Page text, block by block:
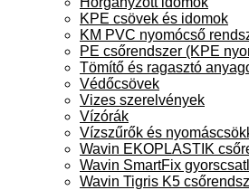
KPE csövek és idomok
KM PVC nyomócső
PE csőrendszer (KPE
Tömítő és ragasztó
Védőcsövek
Vizes szerelvények
Vízórák
Vízszűrők és
Wavin EKOPLASTIK
Wavin SmartFix
Wavin Tigris K5